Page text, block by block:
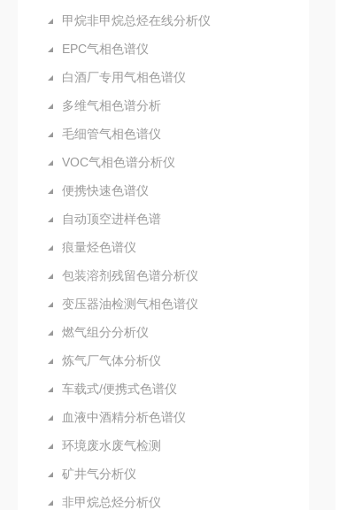
甲烷非甲烷总烃在线分析仪
EPC气相色谱仪
白酒厂专用气相色谱仪
多维气相色谱分析
毛细管气相色谱仪
VOC气相色谱分析仪
便携快速色谱仪
自动顶空进样色谱
痕量烃色谱仪
包装溶剂残留色谱分析仪
变压器油检测气相色谱仪
燃气组分分析仪
炼气厂气体分析仪
车载式/便携式色谱仪
血液中酒精分析色谱仪
环境废水废气检测
矿井气分析仪
非甲烷总烃分析仪